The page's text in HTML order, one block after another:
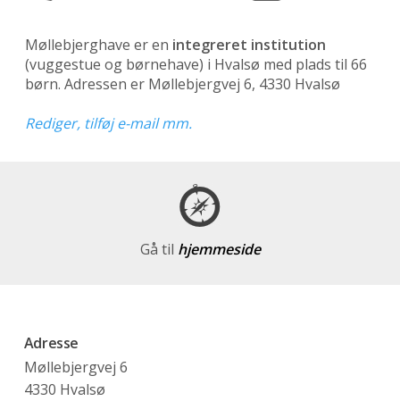
Møllebjerghave er en integreret institution
(vuggestue og børnehave) i Hvalsø med plads til 66
børn. Adressen er Møllebjergvej 6, 4330 Hvalsø
Rediger, tilføj e-mail mm.
Gå til hjemmeside
Adresse
Møllebjergvej 6
4330 Hvalsø